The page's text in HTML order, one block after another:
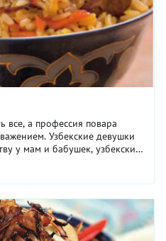
все, а профессия повара
Узбекские девушки
у мам и бабушек, узбекские
...